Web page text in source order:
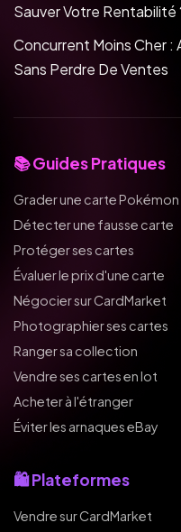
Sauver Votre Rentabilité
Concurrent Moins Cher
Sans Perdre De Ventes
📚 Guides Pratiques
Grader une carte Pokémon
Détecter une fausse carte
Protéger ses cartes
Évaluer le prix d'une carte
Négocier sur CardMarket
Photographier ses cartes
Ranger sa collection
Vendre ses cartes en lot
Acheter à l'étranger
Éviter les arnaques eBay
🛍️ Plateformes
Vendre sur CardMarket